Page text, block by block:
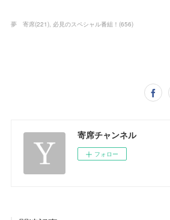
夢 寄席(221) 必見のスペシャル番組！ (656)
寄席チャンネル
フォロー